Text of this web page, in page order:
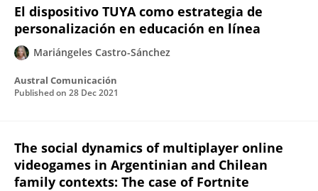
El dispositivo TUYA como estrategia de
personalización en educación en línea
Mariángeles Castro-Sánchez
Austral Comunicación
Published on 28 Dec 2021
The social dynamics of multiplayer online
videogames in Argentinian and Chilean
family contexts: The case of Fortnite